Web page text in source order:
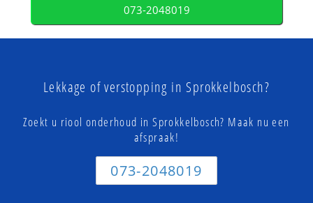
073-2048019
Lekkage of verstopping in Sprokkelbosch?
Zoekt u riool onderhoud in Sprokkelbosch? Maak nu een
afspraak!
073-2048019